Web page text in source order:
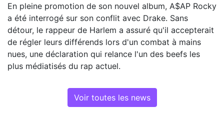
En pleine promotion de son nouvel album, A$AP Rocky
a été interrogé sur son conflit avec Drake. Sans
détour, le rappeur de Harlem a assuré qu'il accepterait
de régler leurs différends lors d'un combat à mains
nues, une déclaration qui relance l'un des beefs les
plus médiatisés du rap actuel.
Voir toutes les news